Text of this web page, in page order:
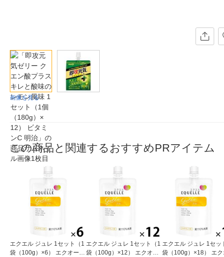
画像を見る
この商品と関連するおすすめPRアイテム
エクエル ジュレ 1セット（1
袋（100g）×6） エクオー
エクエル ジュレ 1セット（1
袋（100g）×12） エクオー
エクエル ジュレ 1セッ
袋（100g）×18） エク